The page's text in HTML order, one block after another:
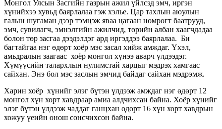
Монгол Улсын Засгийн газрын ажил үйлсэд эмч, иргэн
хүнийхээ хувьд баярлалаа гэж хэлье. Цар тахлын аюулын
галын шугаман дээр тэмцэж яваа цагаан нөмрөгт баатрууд,
эмч, сувилагч, эмнэлгийн ажилчид, төрийн албан хаагчдадаа
болон төр засгаа дээдэлдэг ард иргэддээ баярлалаа. Би
багтайгаа нэг өдөрт хоёр мэс засал хийж амждаг. Үхэл,
амьдралын заагаас хоёр монгол хүнээ аварч үлдээдэг.
Хүмүүсийн талархлын нулимстай харцыг мэдрэх хамгаас
сайхан. Энэ бол мэс заслын эмчид байдаг сайхан мэдрэмж.
Харин хоёр хүнийг элэг бүтэн үлдээж амждаг нэг өдөрт 12
монгол хүн хорт хавдраар амиа алдчихсан байна. Хоёр хүнийг
элэг бүтэн үлдээж чаддаг ганцхан өдөрт 16 хүн хорт хавдрын
хожуу үеийн онош сонсчихсон байна.